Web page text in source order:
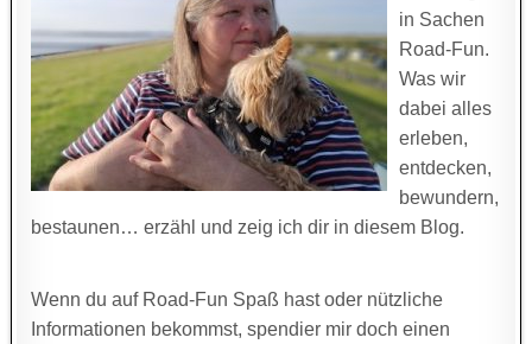
in Sachen
Road-Fun.
Was wir
dabei alles
erleben,
entdecken,
bewundern,
bestaunen… erzähl und zeig ich dir in diesem Blog.
Wenn du auf Road-Fun Spaß hast oder nützliche
Informationen bekommst, spendier mir doch einen